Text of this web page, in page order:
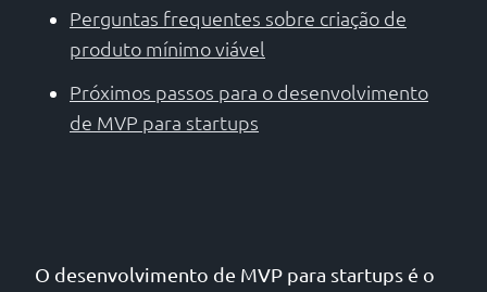
Perguntas frequentes sobre criação de
produto mínimo viável
Próximos passos para o desenvolvimento
de MVP para startups
O desenvolvimento de MVP para startups é o